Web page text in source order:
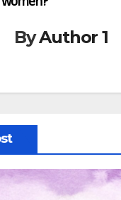
ByAuthor 1